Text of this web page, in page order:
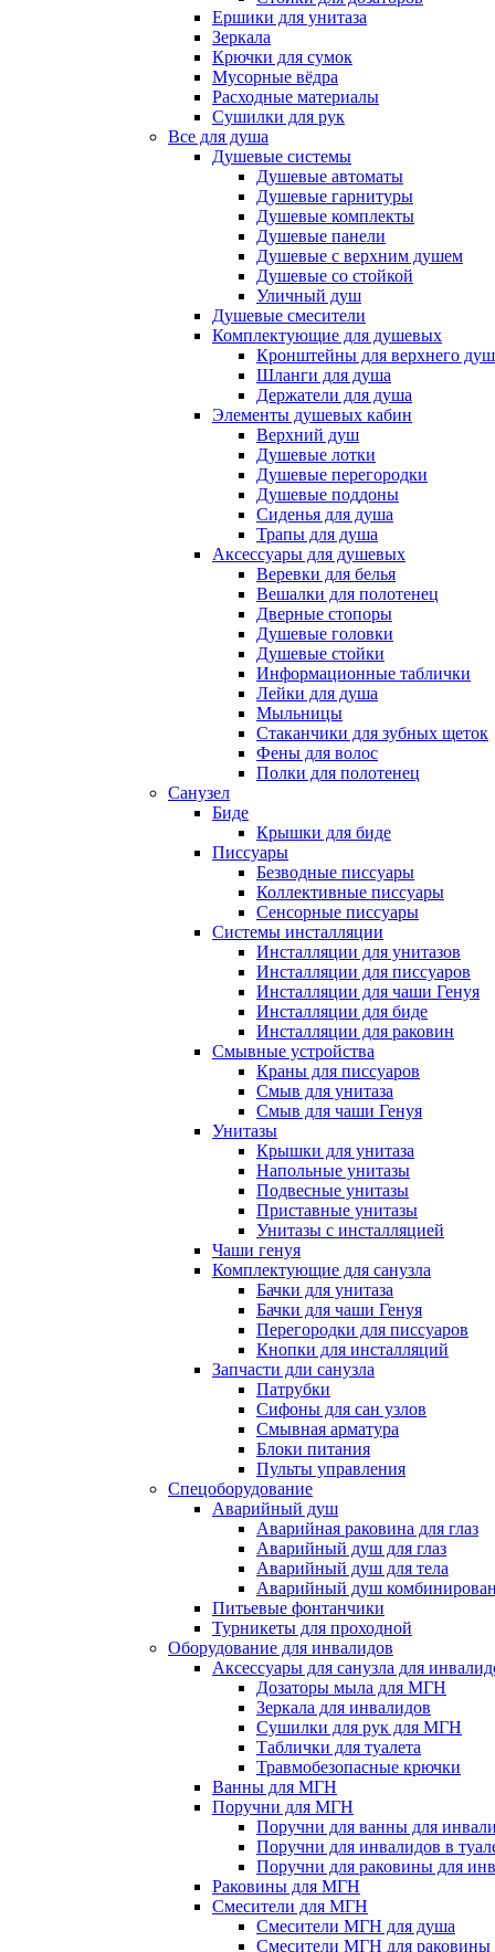
Ершики для унитаза
Зеркала
Крючки для сумок
Мусорные вёдра
Расходные материалы
Сушилки для рук
Все для душа
Душевые системы
Душевые автоматы
Душевые гарнитуры
Душевые комплекты
Душевые панели
Душевые с верхним душем
Душевые со стойкой
Уличный душ
Душевые смесители
Комплектующие для душевых
Кронштейны для верхнего
Шланги для душа
Держатели для душа
Элементы душевых кабин
Верхний душ
Душевые лотки
Душевые перегородки
Душевые поддоны
Сиденья для душа
Трапы для душа
Аксессуары для душевых
Веревки для белья
Вешалки для полотенец
Дверные стопоры
Душевые головки
Душевые стойки
Информационные таблички
Лейки для душа
Мыльницы
Стаканчики для зубных щеток
Фены для волос
Полки для полотенец
Санузел
Биде
Крышки для биде
Писсуары
Безводные писсуары
Коллективные писсуары
Сенсорные писсуары
Системы инсталляции
Инсталляции для унитазов
Инсталляции для писсуаров
Инсталляции для чаши Генуя
Инсталляции для биде
Инсталляции для раковин
Смывные устройства
Краны для писсуаров
Смыв для унитаза
Смыв для чаши Генуя
Унитазы
Крышки для унитаза
Напольные унитазы
Подвесные унитазы
Приставные унитазы
Унитазы с инсталляцией
Чаши генуя
Комплектующие для санузла
Бачки для унитаза
Бачки для чаши Генуя
Перегородки для писсуаров
Кнопки для инсталляций
Запчасти дли санузла
Патрубки
Сифоны для сан узлов
Смывная арматура
Блоки питания
Пульты управления
Спецоборудование
Аварийный душ
Аварийная раковина для глаз
Аварийный душ для глаз
Аварийный душ для тела
Аварийный душ
Питьевые фонтанчики
Турникеты для проходной
Оборудование для инвалидов
Аксессуары для санузла для
Дозаторы мыла для МГН
Зеркала для инвалидов
Сушилки для рук для МГН
Таблички для туалета
Травмобезопасные крючки
Ванны для МГН
Поручни для МГН
Поручни для ванны для
Поручни для инвалидов в
Поручни для раковины для
Раковины для МГН
Смесители для МГН
Смесители МГН для душа
Смесители МГН для раковины